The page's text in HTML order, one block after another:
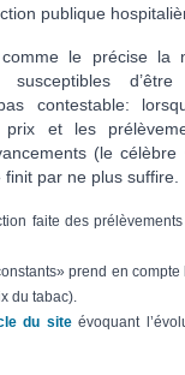
publique
le précise la
susceptibles
contestable:
et les
(le
par ne plus suffire.
faite des
prend en
du tabac).
du siteévoquant